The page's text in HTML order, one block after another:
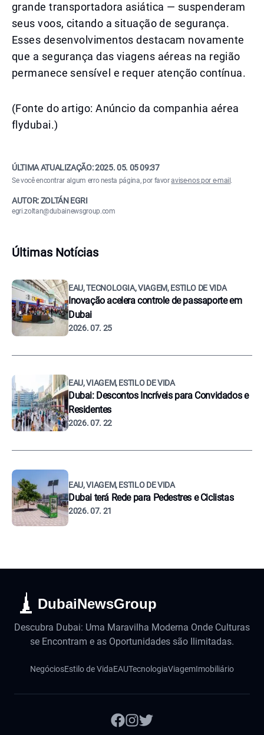
grande transportadora asiática — suspenderam
seus voos, citando a situação de segurança.
Esses desenvolvimentos destacam novamente
que a segurança das viagens aéreas na região
permanece sensível e requer atenção contínua.
(Fonte do artigo: Anúncio da companhia aérea
flydubai.)
ÚLTIMA ATUALIZAÇÃO:2025. 05. 05 09:37
Se você encontrar algum erro nesta página, por favoravise-nos por e-mail .
AUTOR: ZOLTÁN EGRI
egri.zoltan@dubainewsgroup.com
Últimas Notícias
EAU, TECNOLOGIA, VIAGEM, ESTILO DE VIDA
Inovação acelera controle de passaporte em
Dubai
2026. 07. 25
EAU, VIAGEM, ESTILO DE VIDA
Dubai: Descontos Incríveis para Convidados e
Residentes
2026. 07. 22
EAU, VIAGEM, ESTILO DE VIDA
Dubai terá Rede para Pedestres e Ciclistas
2026. 07. 21
DubaiNewsGroup
Descubra Dubai: Uma Maravilha Moderna Onde Culturas
se Encontram e as Oportunidades são Ilimitadas.
NegóciosEstilo de VidaEAUTecnologiaViagemImobiliário